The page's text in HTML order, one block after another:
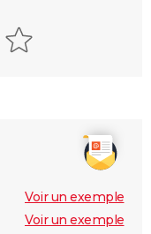
Voir un exemple
Voir un exemple